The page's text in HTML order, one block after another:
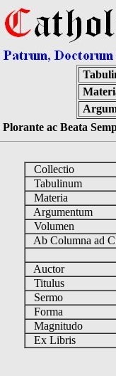
ac Beata
Collectio
Tabulinum
Materia
Argumentum
Volumen
Ab Columna ad
Auctor
Titulus
Sermo
Forma
Magnitudo
Ex Libris